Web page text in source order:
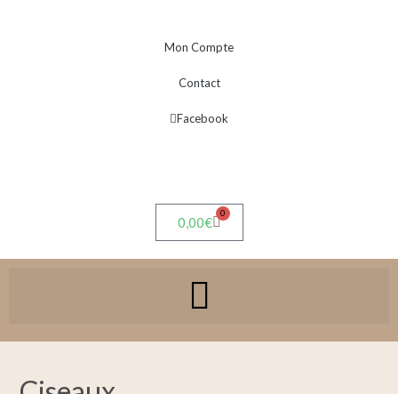
Mon Compte
Contact
Facebook
0,00€
0